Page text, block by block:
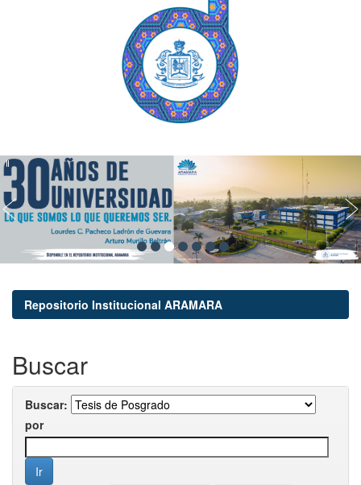
Repositorio Institucional ARAMARA
Buscar
Buscar:
por